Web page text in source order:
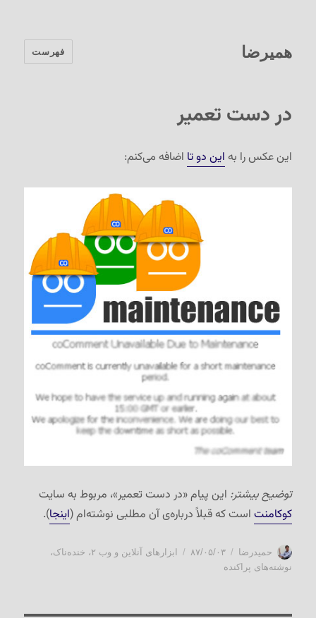
همیرضا فهرست
در دست تعمیر
این عکس را به این دو تا اضافه می‌کنم:
توضیح بیشتر: این پیام «در دست تعمیر»، مربوط به سایت
کوکامنت است که قبلاً درباره‌ی آن مطلبی نوشته‌ام (اینجا).
نویسنده
حمیدرضا
ارسال
شده
۸۷/۰۵/۰۳ دسته‌ها
ابزارهای آنلاین و وب ۲ ، خنده‌ناک،
نوشته‌های پراکنده